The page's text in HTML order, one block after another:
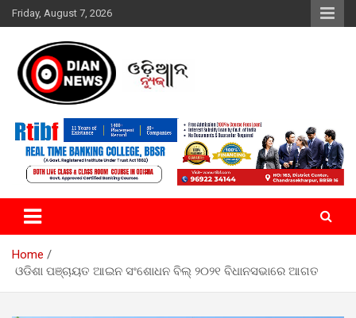
Skip
to
Friday, August 7, 2026
ଓଡିଆନ୍ ନ୍ୟୁଜ
Home
ଓଡିଶା ପଞ୍ଚାୟତ ଆଇନ ସଂଶୋଧନ ବିଲ୍ ୨୦୨୧ ବିଧାନସଭାରେ ଆଗତ